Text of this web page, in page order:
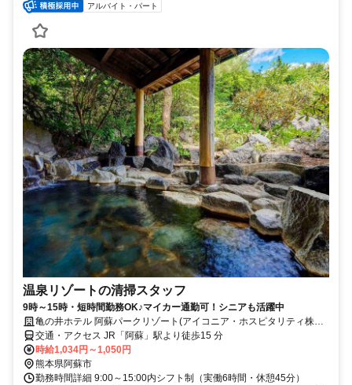
アルバイト・パート
温泉リゾートの清掃スタッフ
9時～15時・短時間勤務OK♪マイカー通勤可！シニアも活躍中
亀の井ホテル 阿蘇パークリゾート(アイコニア・ホスピタリティ株式
会社)
交通・アクセス JR「阿蘇」駅より徒歩15 分
時給1,034円～1,050円
熊本県阿蘇市
勤務時間詳細 9:00～15:00内シフト制（実働6時間・休憩45分）